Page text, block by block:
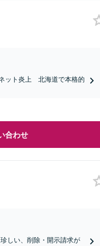
ット炎上 北海道で本格的
合わせ
しい、削除・開示請求が